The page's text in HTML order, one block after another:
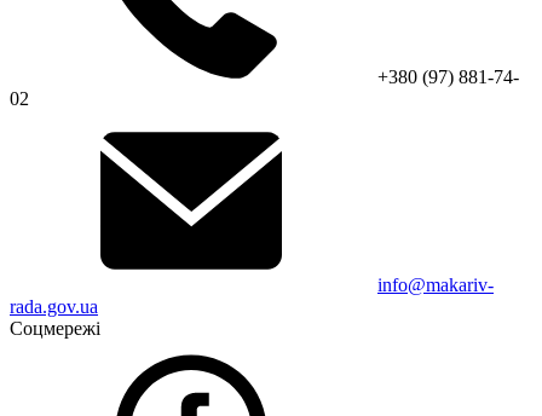
+380 (97) 881-74-
02
info@makariv-
rada.gov.ua
Соцмережі